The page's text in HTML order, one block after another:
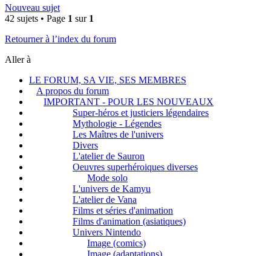
Nouveau sujet
42 sujets • Page 1 sur 1
Retourner à l’index du forum
Aller à
LE FORUM, SA VIE, SES MEMBRES
A propos du forum
IMPORTANT - POUR LES NOUVEAUX
Super-héros et justiciers légendaires
Mythologie - Légendes
Les Maîtres de l'univers
Divers
L'atelier de Sauron
Oeuvres superhéroiques diverses
Mode solo
L'univers de Kamyu
L'atelier de Vana
Films et séries d'animation
Films d'animation (asiatiques)
Univers Nintendo
Image (comics)
Image (adaptations)